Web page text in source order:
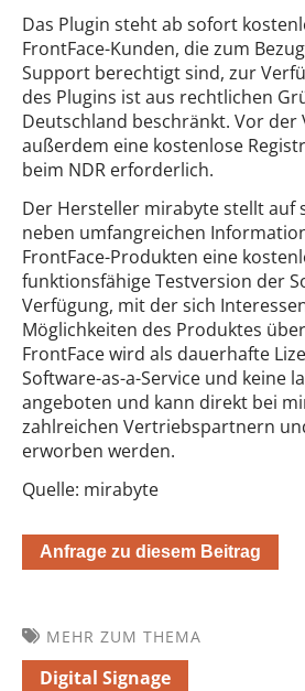
Das Plugin steht ab sofort
FrontFace-Kunden, die zum
Support berechtigt sind, zur
des Plugins ist aus rechtlichen
Deutschland beschränkt. Vor der
außerdem eine kostenlose
beim NDR erforderlich.
Der Hersteller mirabyte stellt auf
neben umfangreichen
FrontFace-Produkten eine
funktionsfähige Testversion der
Verfügung, mit der sich
Möglichkeiten des Produktes
FrontFace wird als dauerhafte
Software-as-a-Service und keine
angeboten und kann direkt bei
zahlreichen Vertriebspartnern
erworben werden.
Quelle: mirabyte
Anfrage zu diesem Beitrag
MEHR ZUM THEMA
Digital Signage